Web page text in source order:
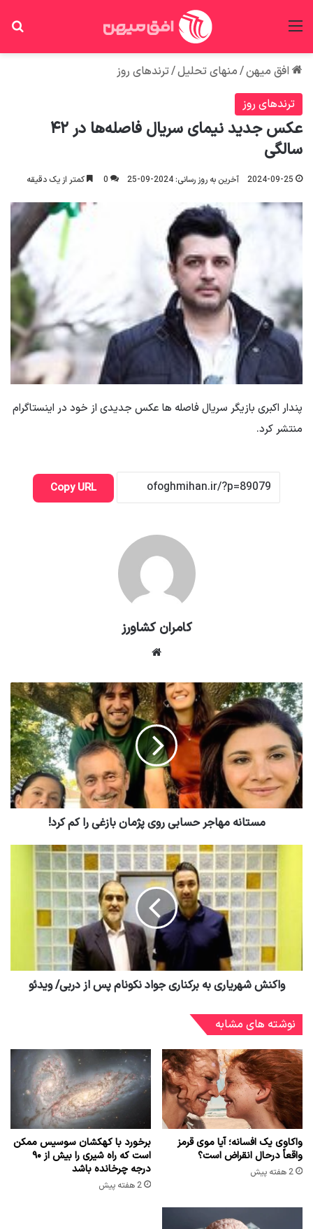
افق میهن/منهای تحلیل/ترندهای روز
ترندهای روز
عکس جدید نیمای سریال فاصله‌ها در ۴۲
سالگی
2024-09-25 آخرین به روز رسانی: 2024-09-25 0 کمتر از یک دقیقه
پندار اکبری بازیگر سریال فاصله ها عکس جدیدی از خود در اینستاگرام
منتشر کرد.
Copy URL
کامران کشاورز
مستانه مهاجر حسابی روی پژمان بازغی را کم کرد!
واکنش شهریاری به برکناری جواد نکونام پس از دربی/ ویدئو
نوشته های مشابه
واکاوی یک افسانه؛ آیا موی قرمز
واقعاً درحال انقراض است؟
2 هفته پیش
برخورد با کهکشان سوسیس ممکن
است که راه شیری را بیش از ۹۰
درجه چرخانده باشد
2 هفته پیش